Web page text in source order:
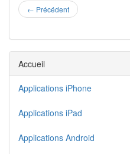
← Précédent
Accueil
Applications iPhone
Applications iPad
Applications Android